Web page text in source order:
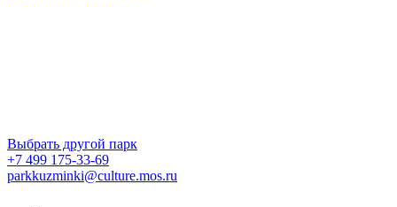
Выбрать другой парк
+7 499 175-33-69
parkkuzminki@culture.mos.ru